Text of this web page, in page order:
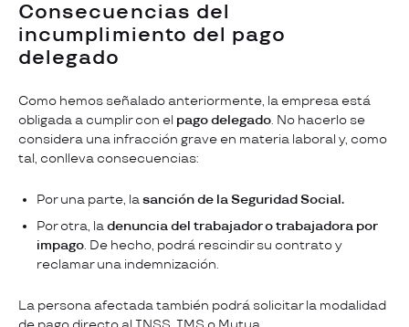
Consecuencias del
incumplimiento del pago
delegado
Como hemos señalado anteriormente, la empresa está
obligada a cumplir con el pago delegado. No hacerlo se
considera una infracción grave en materia laboral y, como
tal, conlleva consecuencias:
Por una parte, lasanción de la Seguridad Social.
Por otra, ladenuncia del trabajador o trabajadora por
impago. De hecho, podrá rescindir su contrato y
reclamar una indemnización.
La persona afectada también podrá solicitar la modalidad